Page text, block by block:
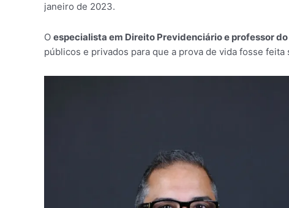
janeiro de 2023.
O especialista em Direito Previdenciário e professor
públicos e privados para que a prova de vida fosse